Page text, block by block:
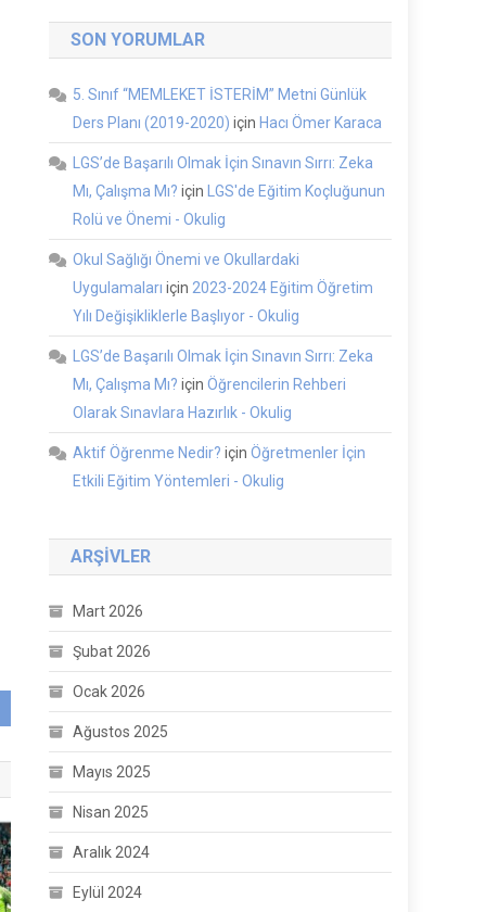
SON YORUMLAR
5. Sınıf “MEMLEKET İSTERİM” Metni Günlük
Ders Planı (2019-2020) için Hacı Ömer Karaca
LGS’de Başarılı Olmak İçin Sınavın Sırrı: Zeka
Mı, Çalışma Mı? için
LGS'de Eğitim Koçluğunun
Rolü ve Önemi - Okulig
Okul Sağlığı Önemi ve Okullardaki
Uygulamaları için 2023-2024 Eğitim Öğretim
Yılı Değişikliklerle Başlıyor - Okulig
LGS’de Başarılı Olmak İçin Sınavın Sırrı: Zeka
Mı, Çalışma Mı? içinÖğrencilerin Rehberi
Olarak Sınavlara Hazırlık - Okulig
Aktif Öğrenme Nedir? içinÖğretmenler İçin
Etkili Eğitim Yöntemleri - Okulig
ARŞIVLER
Mart 2026
Şubat 2026
Ocak 2026
Ağustos 2025
Mayıs 2025
Nisan 2025
Aralık 2024
Eylül 2024